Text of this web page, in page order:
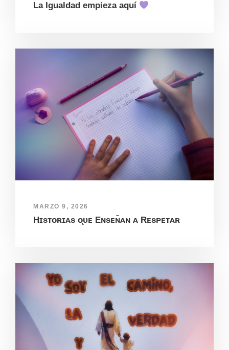
La Igualdad empieza aquí
MARZO 9, 2026
Hɪsᴛᴏʀɪᴀs ᴏ̨ᴜᴇ Eɴsᴇɴ̃ᴀɴ ᴀ Rᴇsᴘᴇᴛᴀʀ